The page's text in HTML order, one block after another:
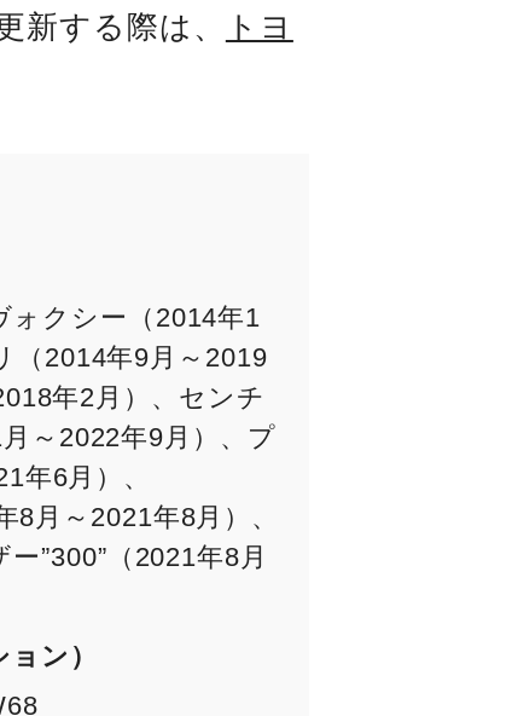
新する際は、
トヨ
ォクシー（2014年1
（2014年9月～2019
年2月）、センチ
～2022年9月）、プ
年6月）、
月～2021年8月）、
”300”（2021年8月
ン）